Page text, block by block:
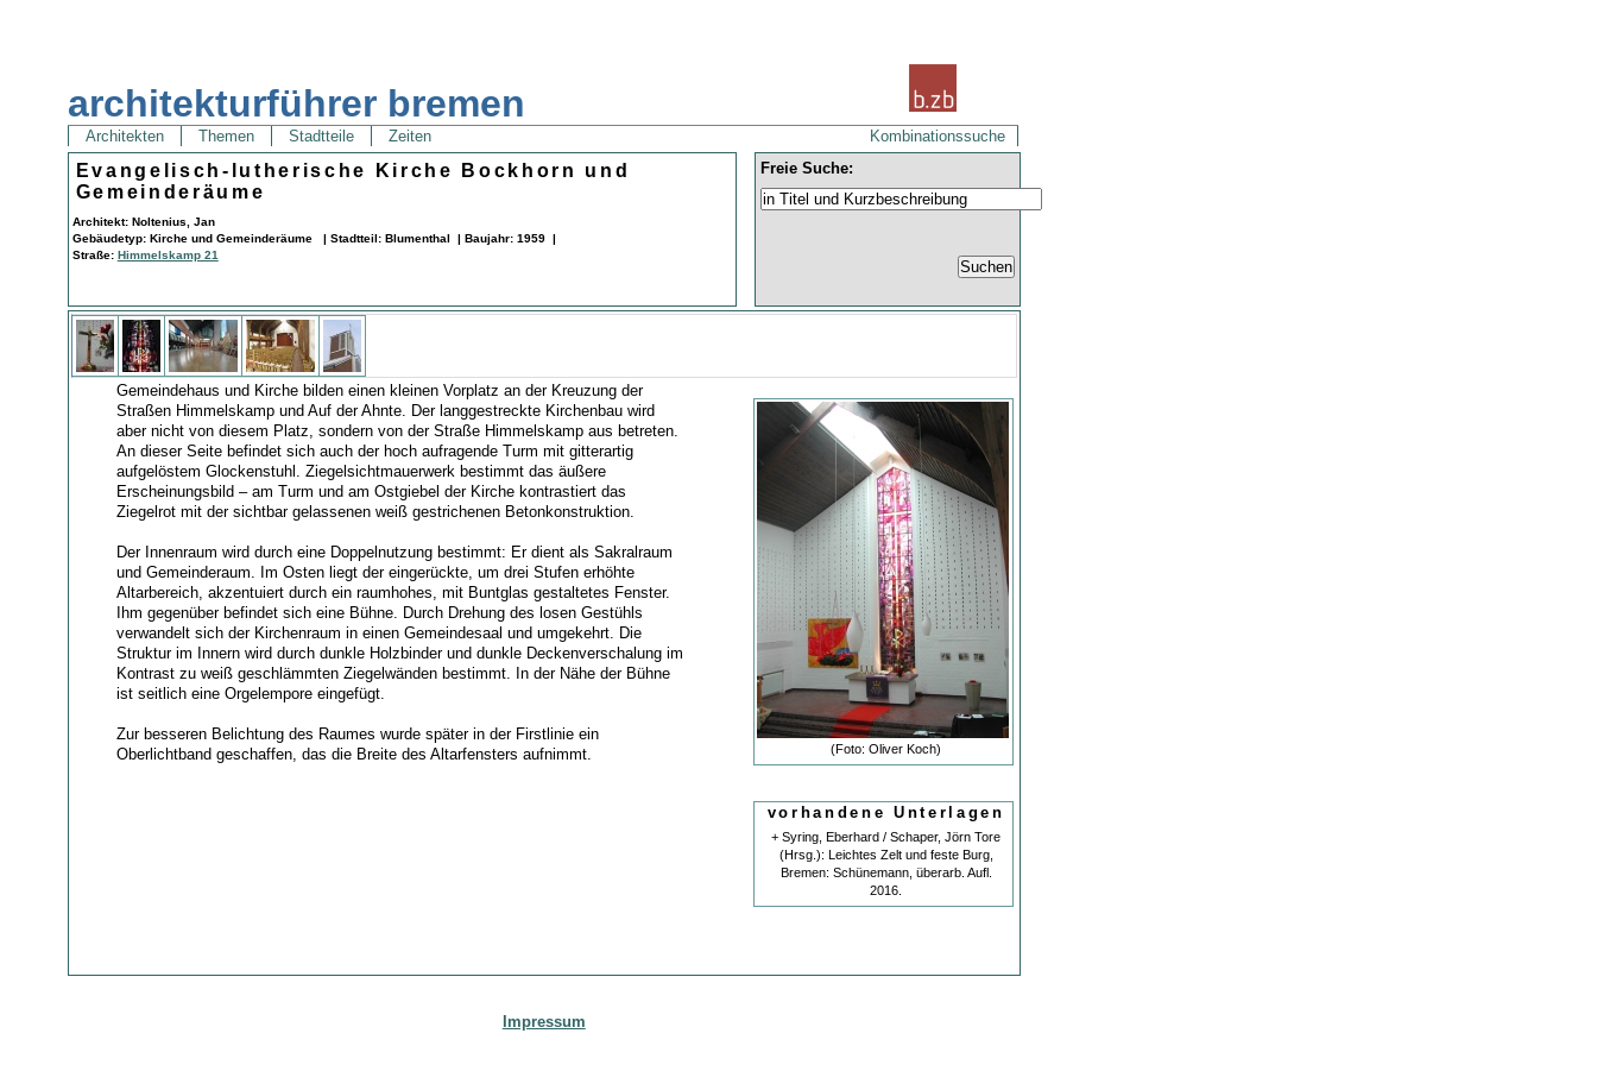
architekturführer bremen
Architekten Themen Stadtteile Zeiten Kombinationssuche
Evangelisch-lutherische Kirche Bockhorn und
Gemeinderäume
Architekt: Noltenius, Jan
Gebäudetyp: Kirche und Gemeinderäume | Stadtteil: Blumenthal | Baujahr: 1959 |
Straße: Himmelskamp 21
Freie Suche:
(Foto: Oliver Koch)
vorhandene Unterlagen
+ Syring, Eberhard / Schaper, Jörn Tore
(Hrsg.): Leichtes Zelt und feste Burg,
Bremen: Schünemann, überarb. Aufl.
2016.
Gemeindehaus und Kirche bilden einen kleinen Vorplatz an der Kreuzung der
Straßen Himmelskamp und Auf der Ahnte. Der langgestreckte Kirchenbau wird
aber nicht von diesem Platz, sondern von der Straße Himmelskamp aus betreten.
An dieser Seite befindet sich auch der hoch aufragende Turm mit gitterartig
aufgelöstem Glockenstuhl. Ziegelsichtmauerwerk bestimmt das äußere
Erscheinungsbild – am Turm und am Ostgiebel der Kirche kontrastiert das
Ziegelrot mit der sichtbar gelassenen weiß gestrichenen Betonkonstruktion.
Der Innenraum wird durch eine Doppelnutzung bestimmt: Er dient als Sakralraum
und Gemeinderaum. Im Osten liegt der eingerückte, um drei Stufen erhöhte
Altarbereich, akzentuiert durch ein raumhohes, mit Buntglas gestaltetes Fenster.
Ihm gegenüber befindet sich eine Bühne. Durch Drehung des losen Gestühls
verwandelt sich der Kirchenraum in einen Gemeindesaal und umgekehrt. Die
Struktur im Innern wird durch dunkle Holzbinder und dunkle Deckenverschalung im
Kontrast zu weiß geschlämmten Ziegelwänden bestimmt. In der Nähe der Bühne
ist seitlich eine Orgelempore eingefügt.
Zur besseren Belichtung des Raumes wurde später in der Firstlinie ein
Oberlichtband geschaffen, das die Breite des Altarfensters aufnimmt.
Impressum